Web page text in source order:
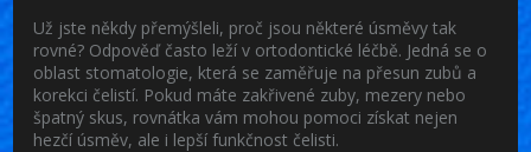
Už jste někdy přemýšleli, proč jsou některé úsměvy tak
rovné? Odpověď často leží v ortodontické léčbě. Jedná se o
oblast stomatologie, která se zaměřuje na přesun zubů a
korekci čelistí. Pokud máte zakřivené zuby, mezery nebo
špatný skus, rovnátka vám mohou pomoci získat nejen
hezčí úsměv, ale i lepší funkčnost čelisti.